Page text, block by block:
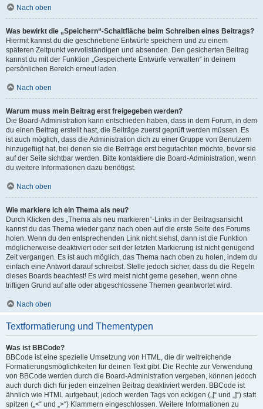
Nach oben
Was bewirkt die „Speichern“-Schaltfläche beim Schreiben eines Beitrags?
Hiermit kannst du die geschriebene Entwürfe speichern und zu einem
späteren Zeitpunkt vervollständigen und absenden. Den gesicherten Beitrag
kannst du mit der Funktion „Gespeicherte Entwürfe verwalten“ in deinem
persönlichen Bereich erneut laden.
Nach oben
Warum muss mein Beitrag erst freigegeben werden?
Die Board-Administration kann entschieden haben, dass in dem Forum, in dem
du einen Beitrag erstellt hast, die Beiträge zuerst geprüft werden müssen. Es
ist auch möglich, dass die Administration dich zu einer Gruppe von Benutzern
hinzugefügt hat, bei denen sie die Beiträge erst begutachten möchte, bevor sie
auf der Seite sichtbar werden. Bitte kontaktiere die Board-Administration, wenn
du weitere Informationen dazu benötigst.
Nach oben
Wie markiere ich ein Thema als neu?
Durch Klicken des „Thema als neu markieren“-Links in der Beitragsansicht
kannst du das Thema wieder ganz nach oben auf die erste Seite des Forums
holen. Wenn du den entsprechenden Link nicht siehst, dann ist die Funktion
möglicherweise deaktiviert oder seit der letzten Markierung ist nicht genügend
Zeit vergangen. Es ist auch möglich, das Thema nach oben zu holen, indem du
einfach eine Antwort darauf schreibst. Stelle jedoch sicher, dass du die Regeln
dieses Boards beachtest! Es wird meist nicht gerne gesehen, wenn ohne
triftigen Grund auf alte oder abgeschlossene Themen geantwortet wird.
Nach oben
Textformatierung und Thementypen
Was ist BBCode?
BBCode ist eine spezielle Umsetzung von HTML, die dir weitreichende
Formatierungsmöglichkeiten für deinen Text gibt. Die Rechte zur Verwendung
von BBCode werden durch die Board-Administration vergeben, können jedoch
auch durch dich für jeden einzelnen Beitrag deaktiviert werden. BBCode ist
ähnlich wie HTML aufgebaut, jedoch werden Tags von eckigen („[“ und „]“) statt
spitzen („<“ und „>“) Klammern eingeschlossen. Weitere Informationen zu